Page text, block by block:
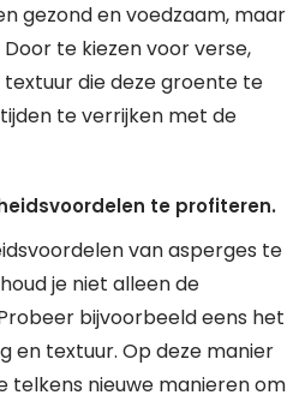
gezond en voedzaam, maar
te kiezen voor verse,
die deze groente te
te verrijken met de
te profiteren.
van asperges te
je niet alleen de
bijvoorbeeld eens het
en textuur. Op deze manier
telkens nieuwe manieren om